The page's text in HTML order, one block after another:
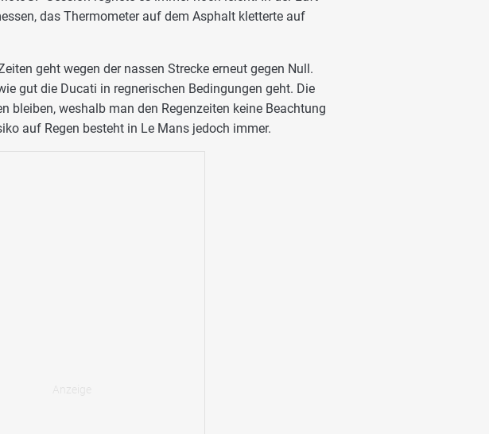
das Thermometer auf dem Asphalt kletterte auf
geht wegen der nassen Strecke erneut gegen Null.
gut die Ducati in regnerischen Bedingungen geht. Die
bleiben, weshalb man den Regenzeiten keine Beachtung
auf Regen besteht in Le Mans jedoch immer.